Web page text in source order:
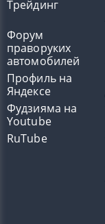
Трейдинг
Форум
праворуких
автомобилей
Профиль на
Яндексе
Фудзияма на
Youtube
RuTube